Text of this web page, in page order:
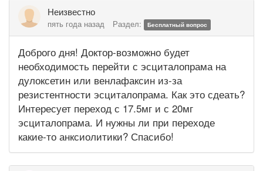
Неизвестно
пять года назад Раздел: Бесплатный вопрос
Доброго дня! Доктор-возможно будет
необходимость перейти с эсциталопрама на
дулоксетин или венлафаксин из-за
резистентности эсциталопрама. Как это сдеать?
Интересует переход с 17.5мг и с 20мг
эсциталопрама. И нужны ли при переходе
какие-то анксиолитики? Спасибо!